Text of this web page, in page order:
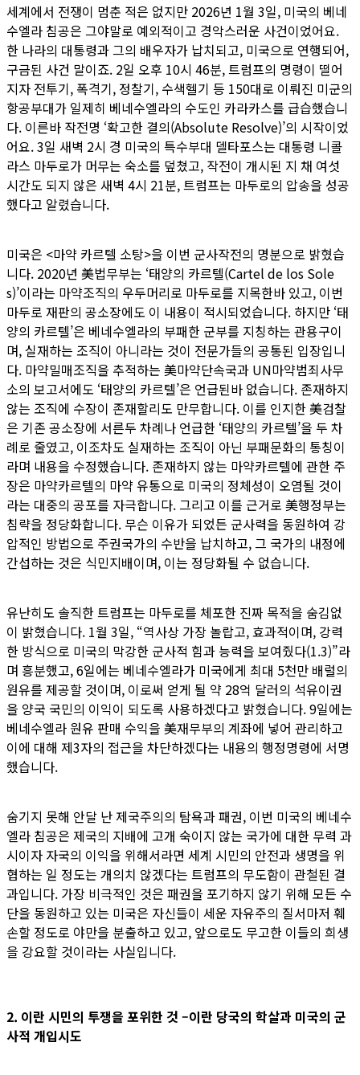
세계에서 전쟁이 멈춘 적은 없지만 2026년 1월 3일, 미국의 베네
수엘라 침공은 그야말로 예외적이고 경악스러운 사건이었어요.
한 나라의 대통령과 그의 배우자가 납치되고, 미국으로 연행되어,
구금된 사건 말이죠. 2일 오후 10시 46분, 트럼프의 명령이 떨어
지자 전투기, 폭격기, 정찰기, 수색헬기 등 150대로 이뤄진 미군의
항공부대가 일제히 베네수엘라의 수도인 카라카스를 급습했습니
다. 이른바 작전명 ‘확고한 결의(Absolute Resolve)’의 시작이었
어요. 3일 새벽 2시 경 미국의 특수부대 델타포스는 대통령 니콜
라스 마두로가 머무는 숙소를 덮쳤고, 작전이 개시된 지 채 여섯
시간도 되지 않은 새벽 4시 21분, 트럼프는 마두로의 압송을 성공
했다고 알렸습니다.
미국은 <마약 카르텔 소탕>을 이번 군사작전의 명분으로 밝혔습
니다. 2020년 美법무부는 ‘태양의 카르텔(Cartel de los Sole
s)’이라는 마약조직의 우두머리로 마두로를 지목한바 있고, 이번
마두로 재판의 공소장에도 이 내용이 적시되었습니다. 하지만 ‘태
양의 카르텔’은 베네수엘라의 부패한 군부를 지칭하는 관용구이
며, 실재하는 조직이 아니라는 것이 전문가들의 공통된 입장입니
다. 마약밀매조직을 추적하는 美마약단속국과 UN마약범죄사무
소의 보고서에도 ‘태양의 카르텔’은 언급된바 없습니다. 존재하지
않는 조직에 수장이 존재할리도 만무합니다. 이를 인지한 美검찰
은 기존 공소장에 서른두 차례나 언급한 ‘태양의 카르텔’을 두 차
례로 줄였고, 이조차도 실재하는 조직이 아닌 부패문화의 통칭이
라며 내용을 수정했습니다. 존재하지 않는 마약카르텔에 관한 주
장은 마약카르텔의 마약 유통으로 미국의 정체성이 오염될 것이
라는 대중의 공포를 자극합니다. 그리고 이를 근거로 美행정부는
침략을 정당화합니다. 무슨 이유가 되었든 군사력을 동원하여 강
압적인 방법으로 주권국가의 수반을 납치하고, 그 국가의 내정에
간섭하는 것은 식민지배이며, 이는 정당화될 수 없습니다.
유난히도 솔직한 트럼프는 마두로를 체포한 진짜 목적을 숨김없
이 밝혔습니다. 1월 3일, “역사상 가장 놀랍고, 효과적이며, 강력
한 방식으로 미국의 막강한 군사적 힘과 능력을 보여줬다(1.3)”라
며 흥분했고, 6일에는 베네수엘라가 미국에게 최대 5천만 배럴의
원유를 제공할 것이며, 이로써 얻게 될 약 28억 달러의 석유이권
을 양국 국민의 이익이 되도록 사용하겠다고 밝혔습니다. 9일에는
베네수엘라 원유 판매 수익을 美재무부의 계좌에 넣어 관리하고
이에 대해 제3자의 접근을 차단하겠다는 내용의 행정명령에 서명
했습니다.
숨기지 못해 안달 난 제국주의의 탐욕과 패권, 이번 미국의 베네수
엘라 침공은 제국의 지배에 고개 숙이지 않는 국가에 대한 무력 과
시이자 자국의 이익을 위해서라면 세계 시민의 안전과 생명을 위
협하는 일 정도는 개의치 않겠다는 트럼프의 무도함이 관철된 결
과입니다. 가장 비극적인 것은 패권을 포기하지 않기 위해 모든 수
단을 동원하고 있는 미국은 자신들이 세운 자유주의 질서마저 훼
손할 정도로 야만을 분출하고 있고, 앞으로도 무고한 이들의 희생
을 강요할 것이라는 사실입니다.
2. 이란 시민의 투쟁을 포위한 것 –이란 당국의 학살과 미국의 군
사적 개입시도